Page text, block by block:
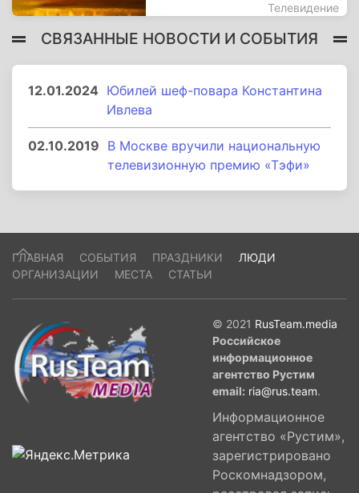
Телевидение
СВЯЗАННЫЕ НОВОСТИ И СОБЫТИЯ
12.01.2024 Юбилей шеф-повара Константина
Ивлева
02.10.2019 В Москве вручили национальную
телевизионную премию «Тэфи»
ГЛАВНАЯ СОБЫТИЯ ПРАЗДНИКИ
ЛЮДИ
ОРГАНИЗАЦИИ
МЕСТА СТАТЬИ
© 2021 RusTeam.media
Российское
информационное
агентство Рустим
email: ria@rus.team.
Информационное
агентство «Рустим»,
зарегистрировано
Роскомнадзором,